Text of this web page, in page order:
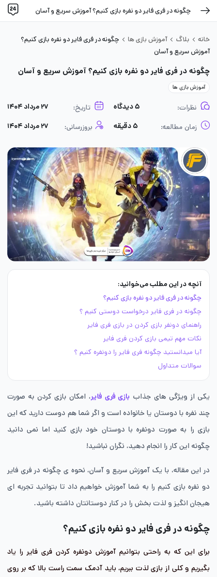
چگونه در فری فایر دو نفره بازی کنیم؟ آموزش سریع و آسان
خانه بلاگ آموزش بازی ها
چگونه در فری فایر دو نفره بازی کنیم؟
آموزش سریع و آسان
چگونه در فری فایر دو نفره بازی کنیم؟ آموزش سریع و آسان
آموزش بازی ها
نظرات: ۵ دیدگاه تاریخ: ۲۷ مرداد ۱۴۰۴
زمان مطالعه: ۵ دقیقه بروزرسانی: ۲۷ مرداد ۱۴۰۴
آنچه در این مطلب می‌خوانید:
چگونه در فری فایر دو نفره بازی کنیم؟
چگونه در فری فایر درخواست دوستی کنیم ؟
راهنمای دونفر بازی کردن در بازی فری فایر
نکات مهم تیمی بازی کردن فری فایر
آیا میدانستید چگونه فری فایر را دونفره کنیم ؟
سوالات متداول
یکی از ویژگی های جذاب بازی فری فایر، امکان بازی کردن به صورت
چند نفره با دوستان یا خانواده است و اگر شما هم دوست دارید که این
بازی را به صورت دونفره با دوستان خود بازی کنید اما نمی دانید
چگونه این کار را انجام دهید، نگران نباشید!
در این مقاله، با یک آموزش سریع و آسان، نحوه ی چگونه در فری فایر
دو نفره بازی کنیم را به شما آموزش خواهیم داد تا بتوانید تجربه ای
هیجان انگیز و لذت بخش را در کنار دوستانتان داشته باشید.
چگونه در فری فایر دو نفره بازی کنیم؟
برای این که به راحتی بتوانیم آموزش دونفره کردن فری فایر را یاد
بگیریم و کلی از بازی لذت ببریم، باید آدمک سمت راست بالا که بر روی